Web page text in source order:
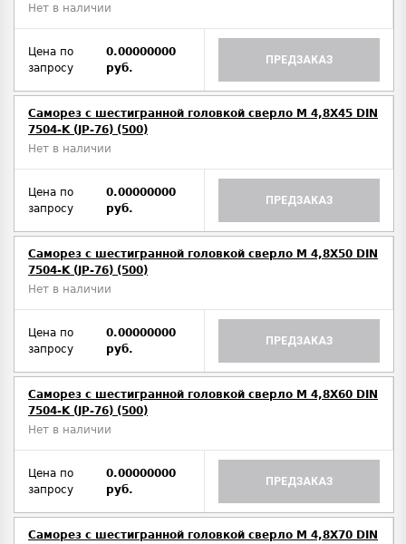
Нет в наличии
Цена по
запросу
0.00000000
руб.
ПРЕДЗАКАЗ
Саморез с шестигранной головкой сверло М 4,8Х45 DIN
7504-K (JP-76) (500)
Нет в наличии
Цена по
запросу
0.00000000
руб.
ПРЕДЗАКАЗ
Саморез с шестигранной головкой сверло М 4,8Х50 DIN
7504-K (JP-76) (500)
Нет в наличии
Цена по
запросу
0.00000000
руб.
ПРЕДЗАКАЗ
Саморез с шестигранной головкой сверло М 4,8Х60 DIN
7504-K (JP-76) (500)
Нет в наличии
Цена по
запросу
0.00000000
руб.
ПРЕДЗАКАЗ
Саморез с шестигранной головкой сверло М 4,8Х70 DIN